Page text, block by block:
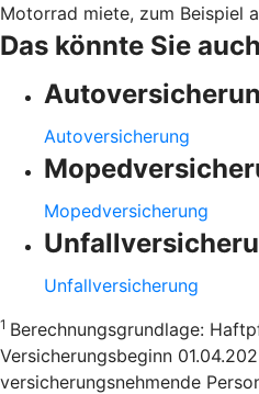
Motorrad miete, zum Beispiel
Das könnte Sie
Autoversicherung
Mopedversicherung
Unfallversicherung
1 Berechnungsgrundlage:
Versicherungsbeginn
versicherungsnehmende